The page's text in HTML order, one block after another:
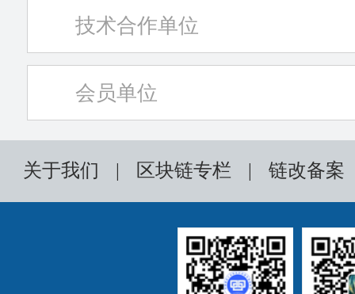
技术合作单位
会员单位
关于我们 | 区块链专栏 | 链改备案